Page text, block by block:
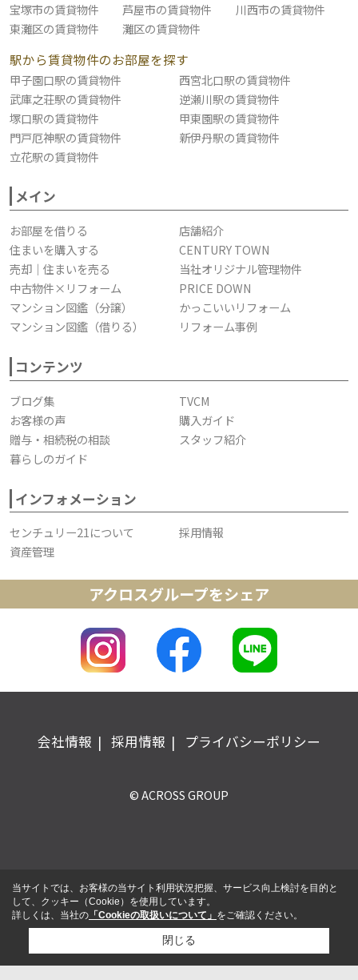
宝塚市の賃貸物件
芦屋市の賃貸物件
川西市の賃貸物件
東灘区の賃貸物件
灘区の賃貸物件
駅から賃貸物件のお部屋を探す
甲子園口駅の賃貸物件
西宮北口駅の賃貸物件
武庫之荘駅の賃貸物件
逆瀬川駅の賃貸物件
塚口駅の賃貸物件
甲東園駅の賃貸物件
門戸厄神駅の賃貸物件
新伊丹駅の賃貸物件
立花駅の賃貸物件
メイン
お部屋を借りる
店舗紹介
住まいを購入する
CENTURY TOWN
売却｜住まいを売る
当社オリジナル管理物件
中古物件×リフォーム
PRICE DOWN
マンション図鑑（分譲）
かっこいいリフォーム
マンション図鑑（借りる）
リフォーム事例
コンテンツ
ブログ集
TVCM
お客様の声
購入ガイド
贈与・相続税の相談
スタッフ紹介
暮らしのガイド
インフォメーション
センチュリー21について
採用情報
資産管理
アクロスグループをシェア
会社情報 採用情報 プライバシーポリシー
© ACROSS GROUP
当サイトでは、お客様の当サイト利用状況把握、サービス向上検討を目的と
して、クッキー（Cookie）を使用しています。
詳しくは、当社の 「Cookieの取扱いについて」 をご確認ください。
閉じる